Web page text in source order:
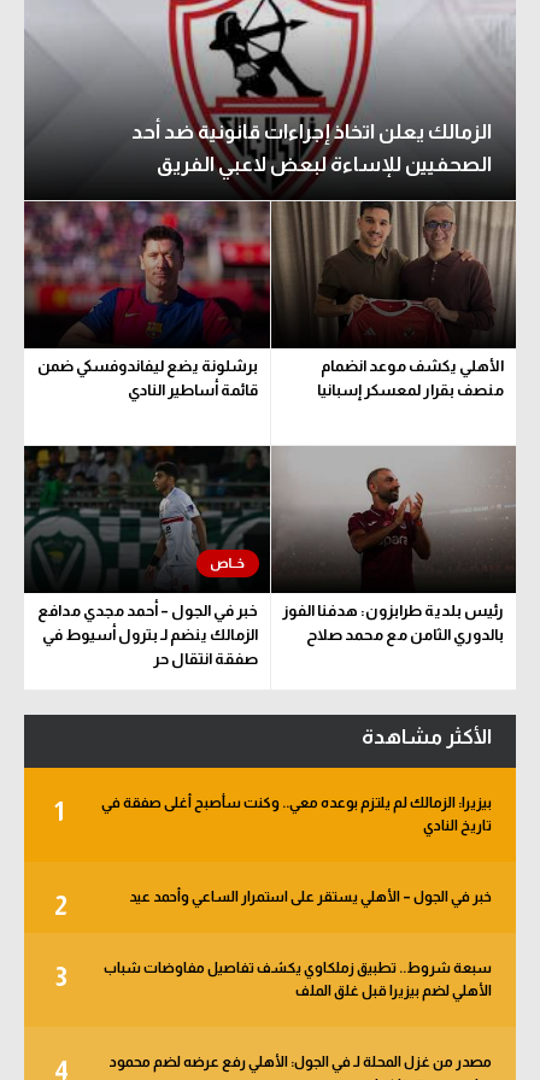
الزمالك يعلن اتخاذ إجراءات قانونية ضد أحد
الصحفيين للإساءة لبعض لاعبي الفريق
الأهلي يكشف موعد انضمام
منصف بقرار لمعسكر إسبانيا
برشلونة يضع ليفاندوفسكي ضمن
قائمة أساطير النادي
رئيس بلدية طرابزون: هدفنا الفوز
بالدوري الثامن مع محمد صلاح
خبر في الجول – أحمد مجدي مدافع
الزمالك ينضم لـ بترول أسيوط في
صفقة انتقال حر
الأكثر مشاهدة
1
بيزيرا: الزمالك لم يلتزم بوعده معي.. وكنت سأصبح أغلى صفقة في
تاريخ النادي
2 خبر في الجول – الأهلي يستقر على استمرار الساعي وأحمد عيد
3
سبعة شروط.. تطبيق زملكاوي يكشف تفاصيل مفاوضات شباب
الأهلي لضم بيزيرا قبل غلق الملف
4
مصدر من غزل المحلة لـ في الجول: الأهلي رفع عرضه لضم محمود